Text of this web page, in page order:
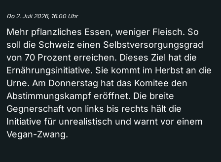
Do 2. Juli 2026, 16.00 Uhr
Mehr pflanzliches Essen, weniger Fleisch. So
soll die Schweiz einen Selbstversorgungsgrad
von 70 Prozent erreichen. Dieses Ziel hat die
Ernährungsinitiative. Sie kommt im Herbst an die
Urne. Am Donnerstag hat das Komitee den
Abstimmungskampf eröffnet. Die breite
Gegnerschaft von links bis rechts hält die
Initiative für unrealistisch und warnt vor einem
Vegan-Zwang.